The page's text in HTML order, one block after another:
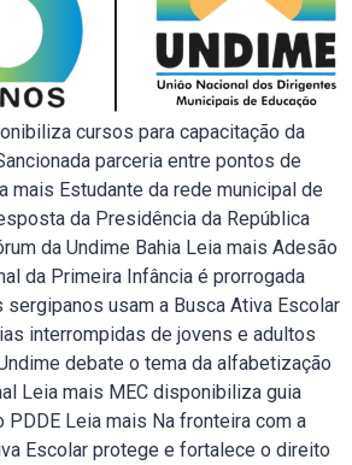
cursos para capacitação da
parceria entre pontos de
mais Estudante da rede municipal de
da Presidência da República
da Undime Bahia Leia mais Adesão
da Primeira Infância é prorrogada
usam a Busca Ativa Escolar
interrompidas de jovens e adultos
debate o tema da alfabetização
Leia mais MEC disponibiliza guia
PDDE Leia mais Na fronteira com a
Escolar protege e fortalece o direito